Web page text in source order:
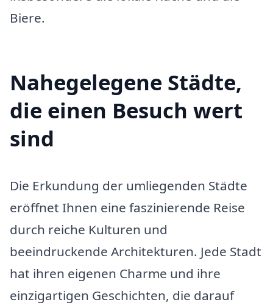
Biere.
Nahegelegene Städte,
die einen Besuch wert
sind
Die Erkundung der umliegenden Städte
eröffnet Ihnen eine faszinierende Reise
durch reiche Kulturen und
beeindruckende Architekturen. Jede Stadt
hat ihren eigenen Charme und ihre
einzigartigen Geschichten, die darauf